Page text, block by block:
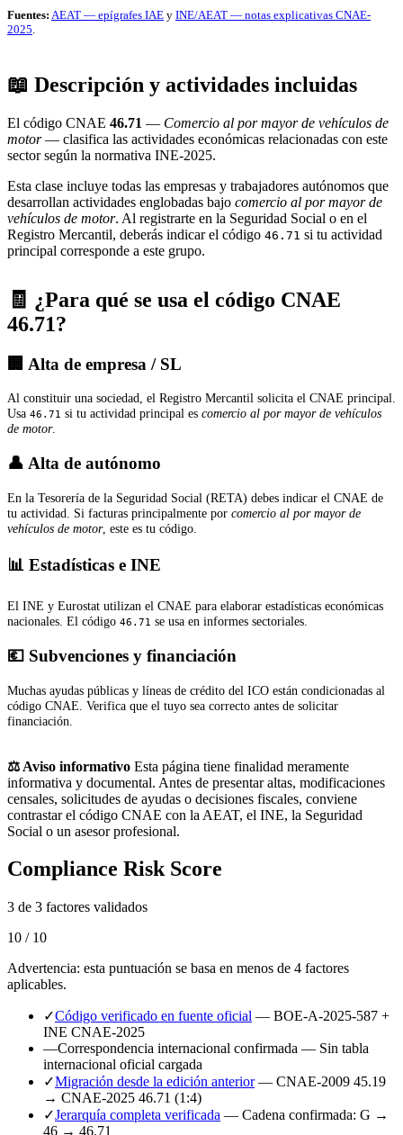
Fuentes: AEAT — epígrafes IAE y INE/AEAT — notas explicativas CNAE-
2025
📖 Descripción y actividades incluidas
El código CNAE 46.71 — Comercio al por mayor de vehículos de
motor— clasifica las actividades económicas relacionadas con este
sector según la normativa INE-2025.
Esta clase incluye todas las empresas y trabajadores autónomos que
desarrollan actividades englobadas bajo comercio al por mayor de
vehículos de motor. Al registrarte en la Seguridad Social o en el
Registro Mercantil, deberás indicar el código 46.71 si tu actividad
principal corresponde a este grupo.
🧾 ¿Para qué se usa el código CNAE
46.71?
🏢 Alta de empresa / SL
Al constituir una sociedad, el Registro Mercantil solicita el CNAE principal.
Usa 46.71 si tu actividad principal es comercio al por mayor de vehículos
de motor.
👤 Alta de autónomo
En la Tesorería de la Seguridad Social (RETA) debes indicar el CNAE de
tu actividad. Si facturas principalmente por comercio al por mayor de
vehículos de motor, este es tu código.
📊 Estadísticas e INE
El INE y Eurostat utilizan el CNAE para elaborar estadísticas económicas
nacionales. El código 46.71 se usa en informes sectoriales.
💶 Subvenciones y financiación
Muchas ayudas públicas y líneas de crédito del ICO están condicionadas al
código CNAE. Verifica que el tuyo sea correcto antes de solicitar
financiación.
⚖️ Aviso informativo Esta página tiene finalidad meramente
informativa y documental. Antes de presentar altas, modificaciones
censales, solicitudes de ayudas o decisiones fiscales, conviene
contrastar el código CNAE con la AEAT, el INE, la Seguridad
Social o un asesor profesional.
Compliance Risk Score
3 de 3 factores validados
10 / 10
Advertencia: esta puntuación se basa en menos de 4 factores
aplicables.
✓Código verificado en fuente oficial — BOE-A-2025-587 +
INE CNAE-2025
—Correspondencia internacional confirmada — Sin tabla
internacional oficial cargada
✓Migración desde la edición anterior — CNAE-2009 45.19
→ CNAE-2025 46.71 (1:4)
✓Jerarquía completa verificada — Cadena confirmada: G →
46 → 46.71